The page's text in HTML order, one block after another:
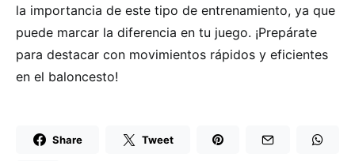
la importancia de este tipo de entrenamiento, ya que
puede marcar la diferencia en tu juego. ¡Prepárate
para destacar con movimientos rápidos y eficientes
en el baloncesto!
Share Tweet